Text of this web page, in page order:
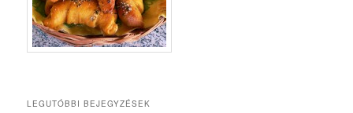
LEGUTÓBBI BEJEGYZÉSEK